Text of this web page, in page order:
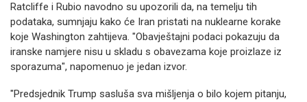
Ratcliffe i Rubio navodno su upozorili da, na temelju tih
podataka, sumnjaju kako će Iran pristati na nuklearne korake
koje Washington zahtijeva. "Obavještajni podaci pokazuju da
iranske namjere nisu u skladu s obavezama koje proizlaze iz
sporazuma", napomenuo je jedan izvor.
"Predsjednik Trump sasluša sva mišljenja o bilo kojem pitanju,